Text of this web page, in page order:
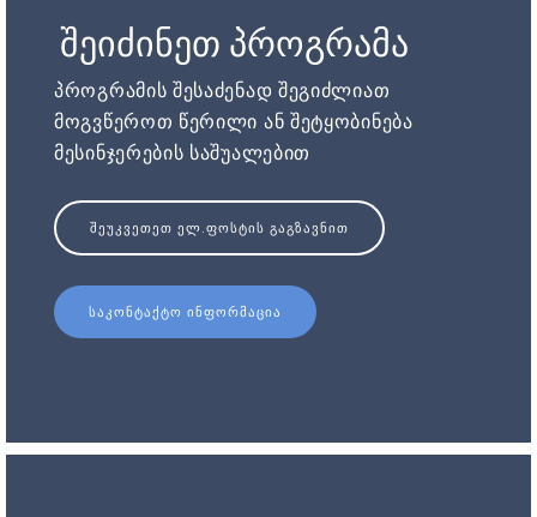
შეიძინეთ პროგრამა
პროგრამის შესაძენად შეგიძლიათ
მოგვწეროთ წერილი ან შეტყობინება
მესინჯერების საშუალებით
ᲨᲔᲣᲙᲕᲔᲗᲔᲗ ᲔᲚ.ᲤᲝᲡᲢᲘᲡ ᲒᲐᲒᲖᲐᲕᲜᲘᲗ
ᲡᲐᲙᲝᲜᲢᲐᲥᲢᲝ ᲘᲜᲤᲝᲠᲛᲐᲪᲘᲐ